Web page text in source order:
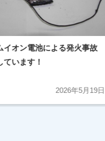
イオン電池による発火事故
ています！
2026年5月19日